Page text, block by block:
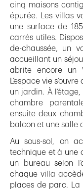
cinq maisons
épurée. Les villas
une surface de
carrés utiles.
de-chaussée, un
accueillant un
abrite encore un
L’espace vie
un jardin. À
chambre
ensuite deux
balcon et une salle
Au sous-sol, on
technique et à une
un bureau selon
chaque villa
places de parc. La